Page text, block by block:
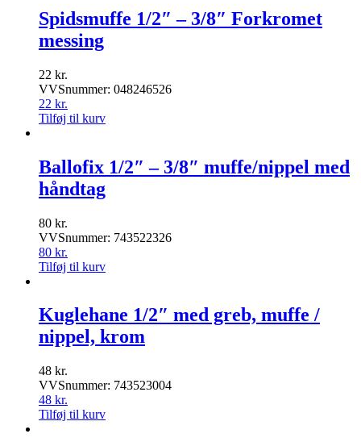
Spidsmuffe 1/2″ – 3/8″ Forkromet
messing
22 kr.
VVSnummer: 048246526
22 kr.
Tilføj til kurv
Ballofix 1/2″ – 3/8″ muffe/nippel med
håndtag
80 kr.
VVSnummer: 743522326
80 kr.
Tilføj til kurv
Kuglehane 1/2″ med greb, muffe /
nippel, krom
48 kr.
VVSnummer: 743523004
48 kr.
Tilføj til kurv